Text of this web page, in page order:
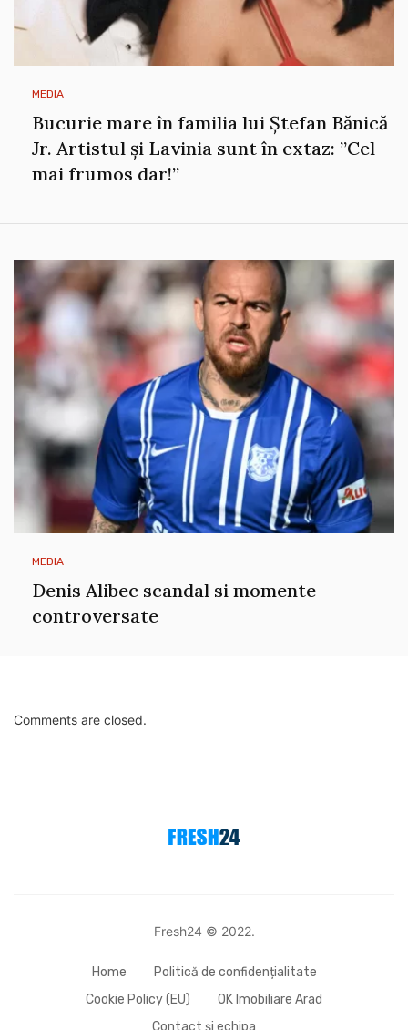
MEDIA
Bucurie mare în familia lui Ștefan Bănică
Jr. Artistul și Lavinia sunt în extaz: ”Cel
mai frumos dar!”
MEDIA
Denis Alibec scandal si momente
controversate
Comments are closed.
Fresh24 © 2022.
Home
Politică de confidențialitate
Cookie Policy (EU)
OK Imobiliare Arad